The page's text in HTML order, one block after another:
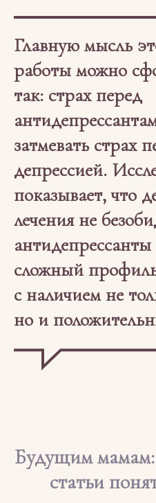
Главную мысль
работы можно
так: страх перед
затмевать страх
депрессией.
показывает, что
лечения не
сложный
с наличием не
но и
Будущим мамам:
статьи